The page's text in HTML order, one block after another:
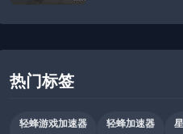
热门标签
轻蜂游戏加速器 轻蜂加速器